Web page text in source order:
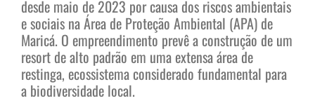
desde maio de 2023 por causa dos riscos ambientais
e sociais na Área de Proteção Ambiental (APA) de
Maricá. O empreendimento prevê a construção de um
resort de alto padrão em uma extensa área de
restinga, ecossistema considerado fundamental para
a biodiversidade local.